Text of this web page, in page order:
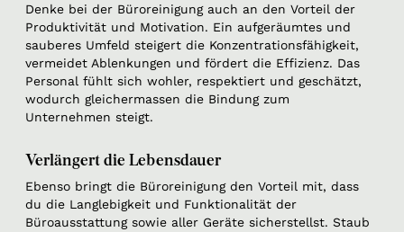
Denke bei der Büroreinigung auch an den Vorteil der
Produktivität und Motivation. Ein aufgeräumtes und
sauberes Umfeld steigert die Konzentrationsfähigkeit,
vermeidet Ablenkungen und fördert die Effizienz. Das
Personal fühlt sich wohler, respektiert und geschätzt,
wodurch gleichermassen die Bindung zum
Unternehmen steigt.
Verlängert die Lebensdauer
Ebenso bringt die Büroreinigung den Vorteil mit, dass
du die Langlebigkeit und Funktionalität der
Büroausstattung sowie aller Geräte sicherstellst. Staub